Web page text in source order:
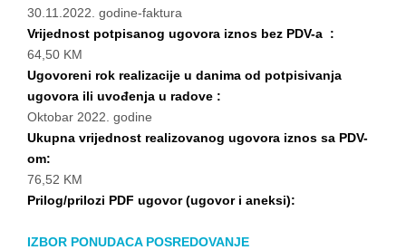
30.11.2022. godine-faktura
Vrijednost potpisanog ugovora iznos bez PDV-a :
64,50 KM
Ugovoreni rok realizacije u danima od potpisivanja
ugovora ili uvođenja u radove :
Oktobar 2022. godine
Ukupna vrijednost realizovanog ugovora iznos sa PDV-
om:
76,52 KM
Prilog/prilozi PDF ugovor (ugovor i aneksi):
IZBOR PONUDACA POSREDOVANJE